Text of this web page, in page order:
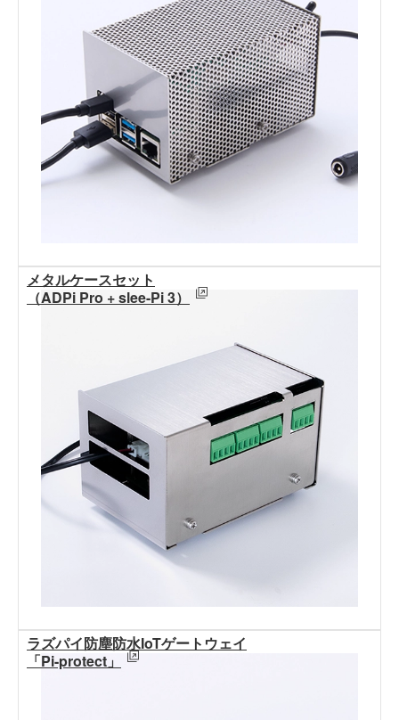
メタルケースセット
（ADPi Pro + slee-Pi 3）
ラズパイ防塵防水IoTゲートウェイ
「Pi-protect」